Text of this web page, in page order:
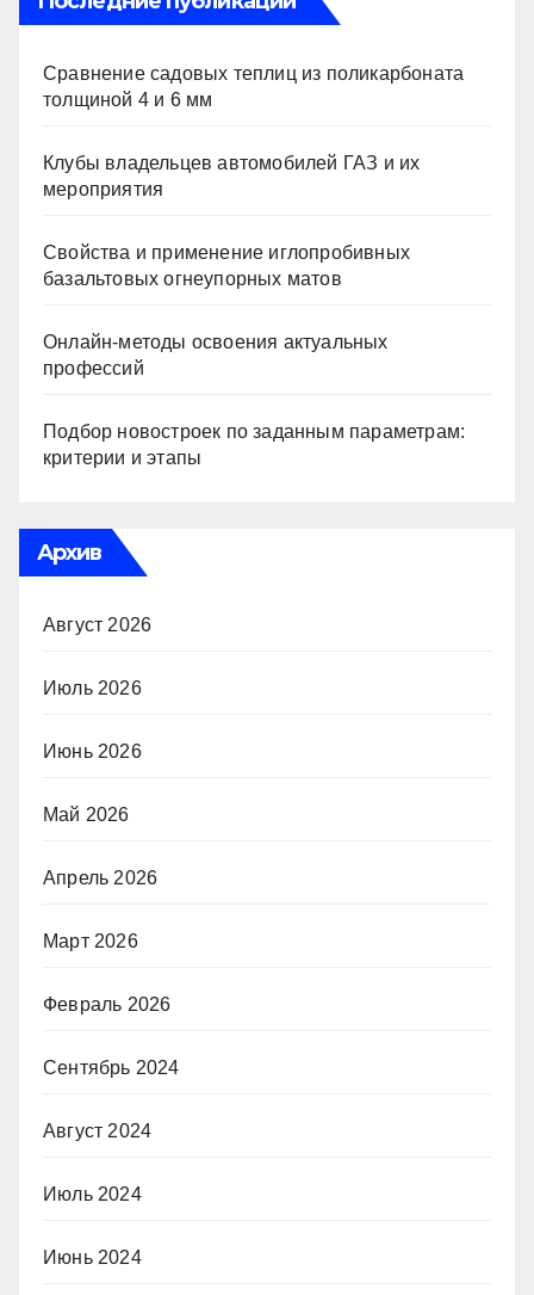
Сравнение садовых теплиц из поликарбоната
толщиной 4 и 6 мм
Клубы владельцев автомобилей ГАЗ и их
мероприятия
Свойства и применение иглопробивных
базальтовых огнеупорных матов
Онлайн-методы освоения актуальных
профессий
Подбор новостроек по заданным параметрам:
критерии и этапы
Архив
Август 2026
Июль 2026
Июнь 2026
Май 2026
Апрель 2026
Март 2026
Февраль 2026
Сентябрь 2024
Август 2024
Июль 2024
Июнь 2024